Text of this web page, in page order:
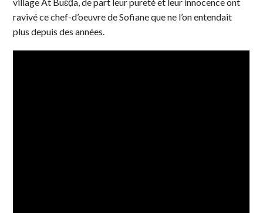
ravivé ce chef-d’oeuvre de Sofiane que ne l’on entendait
plus depuis des années.